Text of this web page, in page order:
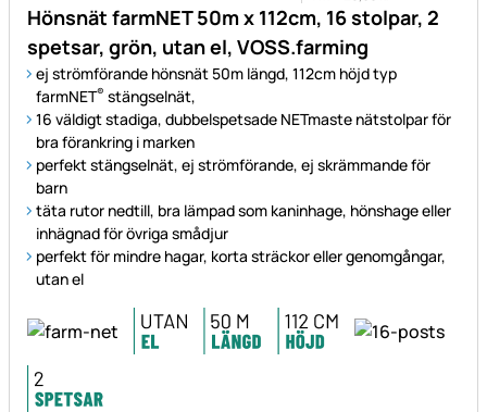
Hönsnät farmNET 50m x 112cm, 16 stolpar, 2
spetsar, grön, utan el, VOSS.farming
ej strömförande hönsnät 50m längd, 112cm höjd typ
farmNET® stängselnät,
16 väldigt stadiga, dubbelspetsade NETmaste nätstolpar för
bra förankring i marken
perfekt stängselnät, ej strömförande, ej skrämmande för
barn
täta rutor nedtill, bra lämpad som kaninhage, hönshage eller
inhägnad för övriga smådjur
perfekt för mindre hagar, korta sträckor eller genomgångar,
utan el